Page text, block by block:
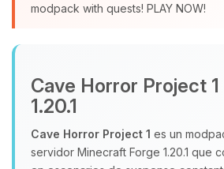
modpack with quests! PLAY NOW!
Cave Horror Project 1
1.20.1
Cave Horror Project 1 es un
servidor Minecraft Forge 1.20.1 que
asistente de BoxToPlay.
que necesitas y moveré
05/08/2026 21:53